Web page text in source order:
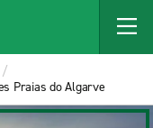
Praias do Algarve